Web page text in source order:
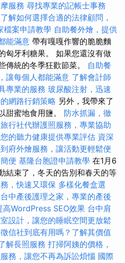
服務 尋找專業的記帳士事務
了解如何選擇合適的法律顧問，
檔案申請教學 自助餐外燴，提供
能滿意 帶有嘎嘎作響的脆脆麵
匈牙利糖果。 如果您還沒有做
傳統的冬季狂歡節菜。 自助餐
讓每個人都能滿意 了解會計師
專業的服務 玻尿酸注射，迅速
網路行銷策略 另外，我帶來了
甜蜜地食用鹽。 防水抓漏，徹
旅行社代辦護照服務，專業協助
的聽力健康提供專業評估 資深
府外燴服務，讓活動更輕鬆便
便 基隆台胞證申請教學 在1月6
結束了，冬天的告別和春天的等
，快速又環保 多樣化餐盒選
台中產後護理之家，專業的產後
高WordPress SEO效果 台中肩
設計，讓您的睡眠空間更放鬆
徵信社到底有用嗎？了解其價值
解長照服務 打掃阿姨的價格，
務，讓您不再為訴訟煩惱 國際